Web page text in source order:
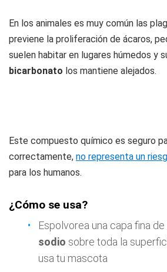
En los animales es muy común las
previene la proliferación de ácaros,
suelen habitar en lugares húmedos y
bicarbonato los mantiene alejados.
Este compuesto químico es seguro
correctamente, no representa un
para los humanos.
¿Cómo se usa?
Espolvorea una capa fina de
sodio sobre toda la
usa tu mascota